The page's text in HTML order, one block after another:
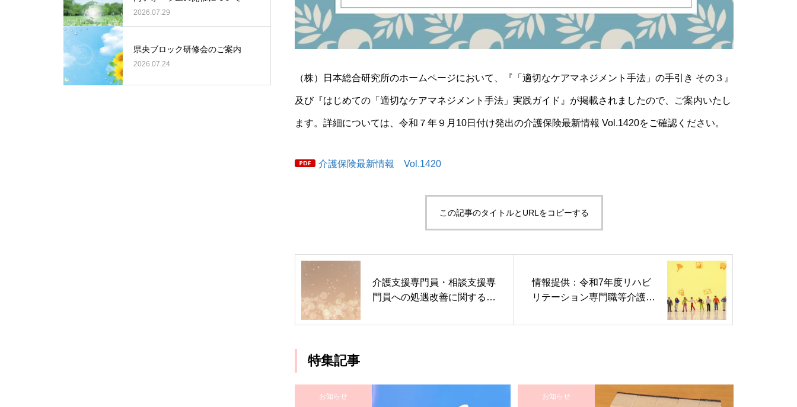
（株）日本総合研究所のホームページにおいて、『「適切なケアマネジメント手法」の手引き その３』
及び『はじめての「適切なケアマネジメント手法」実践ガイド』が掲載されましたので、ご案内いたし
ます。詳細については、令和７年９月10日付け発出の介護保険最新情報 Vol.1420をご確認ください。
介護保険最新情報 Vol.1420
この記事のタイトルとURLをコピーする
介護支援専門員・相談支援専
門員への処遇改善に関する要
情報提供：令和7年度リハビ
リテーション専門職等介護予
問リハビリテーション実務者
特集記事
お知らせ お知らせ
2026.07.29
県央ブロック研修会のご案内
2026.07.24